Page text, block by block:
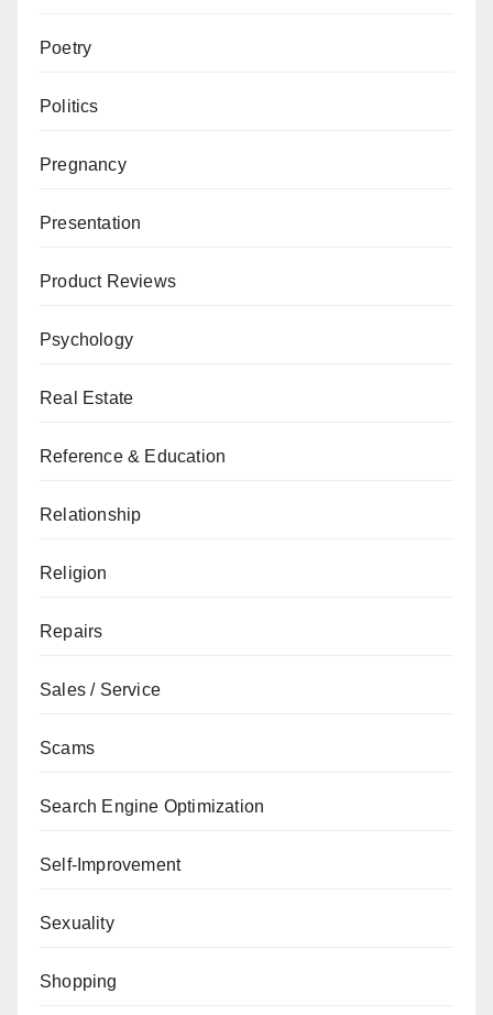
Poetry
Politics
Pregnancy
Presentation
Product Reviews
Psychology
Real Estate
Reference & Education
Relationship
Religion
Repairs
Sales / Service
Scams
Search Engine Optimization
Self-Improvement
Sexuality
Shopping